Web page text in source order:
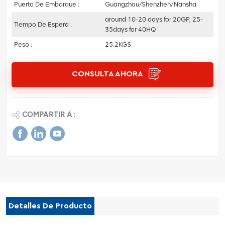
Puerto De Embarque :
Guangzhou/Shenzhen/Nansha
Tiempo De Espera :
around 10-20 days for 20GP, 25-
35days for 40HQ
Peso :
25.2KGS
CONSULTA AHORA
COMPARTIR A :
Detalles De Producto